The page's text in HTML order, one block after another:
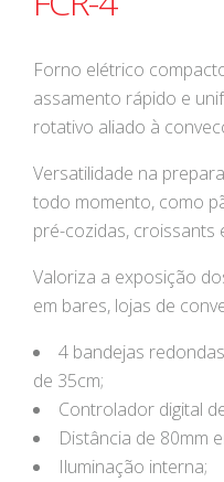
Forno elétrico
assamento rápido e
rotativo aliado à
Versatilidade na
todo momento, como
pré-cozidas, croissants
Valoriza a exposição
em bares, lojas de
4 bandejas
de 35cm;
Controlador digital
Distância de 80mm
Iluminação interna;